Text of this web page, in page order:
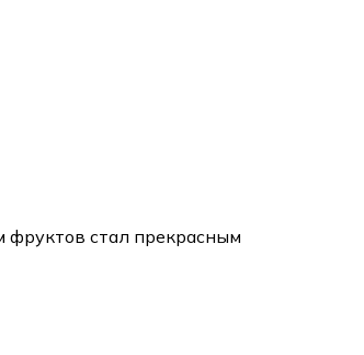
фруктов стал прекрасным